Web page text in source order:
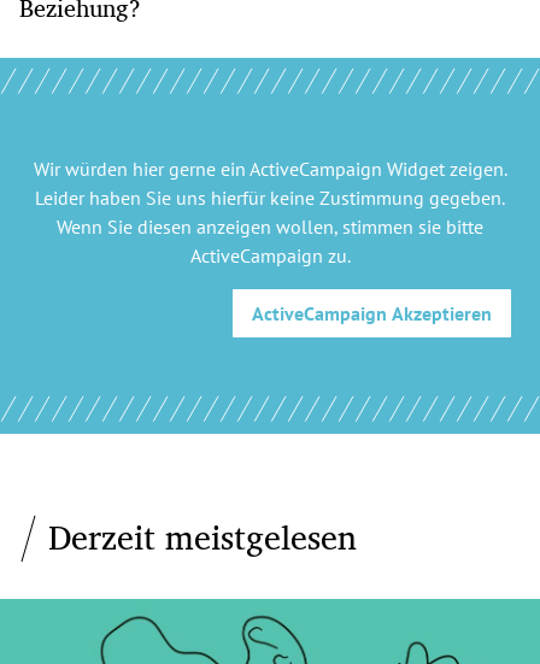
Wir würden hier gerne ein ActiveCampaign Widgetzeigen.
Leider haben Sie uns hierfür keine Zustimmung gegeben.
Wenn Sie diesen anzeigen wollen, stimmen sie bitte
ActiveCampaign zu.
ActiveCampaign Akzeptieren
Derzeit meistgelesen